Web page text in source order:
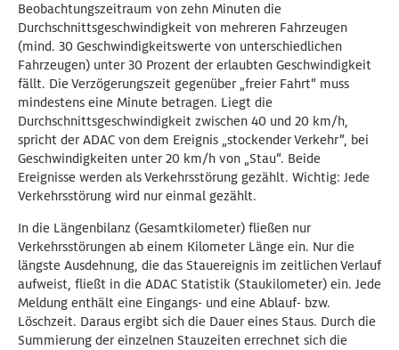
Beobachtungszeitraum von zehn Minuten die
Durchschnittsgeschwindigkeit von mehreren Fahrzeugen
(mind. 30 Geschwindigkeitswerte von unterschiedlichen
Fahrzeugen) unter 30 Prozent der erlaubten Geschwindigkeit
fällt. Die Verzögerungszeit gegenüber „freier Fahrt“ muss
mindestens eine Minute betragen. Liegt die
Durchschnittsgeschwindigkeit zwischen 40 und 20 km/h,
spricht der ADAC von dem Ereignis „stockender Verkehr“, bei
Geschwindigkeiten unter 20 km/h von „Stau“. Beide
Ereignisse werden als Verkehrsstörung gezählt. Wichtig: Jede
Verkehrsstörung wird nur einmal gezählt.
In die Längenbilanz (Gesamtkilometer) fließen nur
Verkehrsstörungen ab einem Kilometer Länge ein. Nur die
längste Ausdehnung, die das Stauereignis im zeitlichen Verlauf
aufweist, fließt in die ADAC Statistik (Staukilometer) ein. Jede
Meldung enthält eine Eingangs- und eine Ablauf- bzw.
Löschzeit. Daraus ergibt sich die Dauer eines Staus. Durch die
Summierung der einzelnen Stauzeiten errechnet sich die